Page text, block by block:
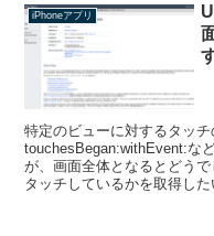
iPhoneアプリ
特定のビューに対するタッチ
touchesBegan:withEvent:な
が、画面全体となるとどう
タッチしているかを取得し